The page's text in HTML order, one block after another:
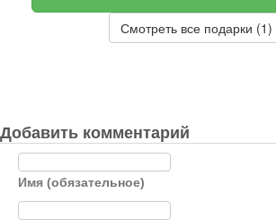
Смотреть все подарки (1)
Добавить комментарий
Имя (обязательное)